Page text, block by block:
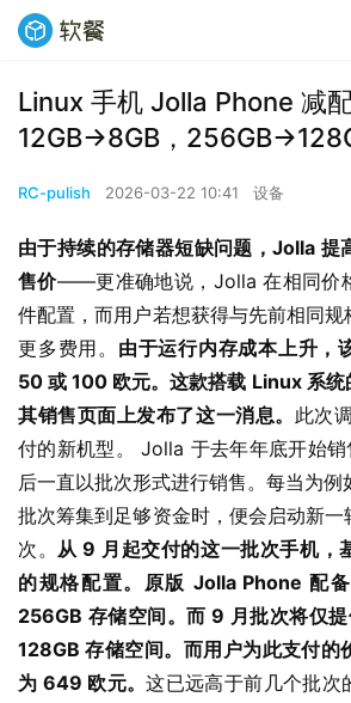
Linux 手机 Jolla Phone 减
12GB→8GB，
RC-pulish 2026-03-22 10:41 设备
由于持续的存储器短缺问题，Jolla 提
售价——更准确地说，Jolla 在相同价
件配置，而用户若想获得与先前相同
更多费用。 由于运行内存成本上升，
50 或 100 欧元。这款搭载 Linux 系统
其销售页面上发布了这一消息。 此次
付的新机型。 Jolla 于去年年底开始
后一直以批次形式进行销售。每当为
批次筹集到足够资金时，便会启动新
次。 从 9 月起交付的这一批次手机，
的规格配置。原版 Jolla Phone 配
256GB 存储空间。而 9 月批次将仅
128GB 存储空间。而用户为此支付的
为 649 欧元。这已远高于前几个批次